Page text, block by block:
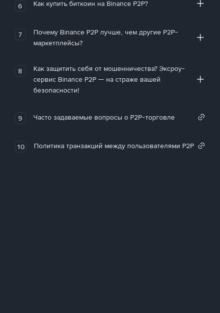
6 Как купить биткоин на Binance P2P?
7
Почему Binance P2P лучше, чем другие P2P-
маркетплейсы?
8
Как защитить себя от мошенничества? Эксроу-
сервис Binance P2P — на страже вашей
безопасности!
9 Часто задаваемые вопросы о P2P-торговле
10 Политика транзакций между пользователями P2P